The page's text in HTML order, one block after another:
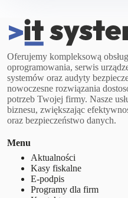
Oferujemy kompleksową
oprogramowania, serwis
systemów oraz audyty
nowoczesne rozwiązania
potrzeb Twojej firmy. Nasze
biznesu, zwiększając
oraz bezpieczeństwo danych.
Menu
Aktualności
Kasy fiskalne
E-podpis
Programy dla firm